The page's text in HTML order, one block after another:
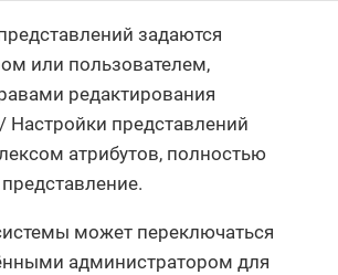
задаются
или пользователем,
редактирования
Настройки представлений
атрибутов, полностью
может переключаться
администратором для